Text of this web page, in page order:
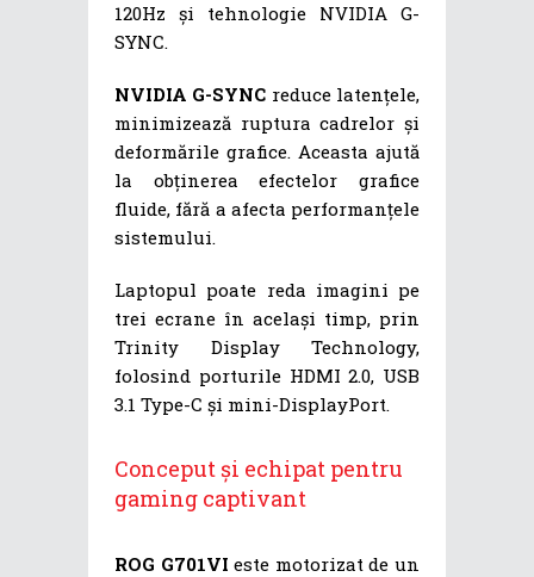
120Hz și tehnologie NVIDIA G-
SYNC.
NVIDIA G-SYNC reduce latențele,
minimizează ruptura cadrelor și
deformările grafice. Aceasta ajută
la obținerea efectelor grafice
fluide, fără a afecta performanțele
sistemului.
Laptopul poate reda imagini pe
trei ecrane în același timp, prin
Trinity Display Technology,
folosind porturile HDMI 2.0, USB
3.1 Type-C și mini-DisplayPort.
Conceput și echipat pentru
gaming captivant
ROG G701VI este motorizat de un